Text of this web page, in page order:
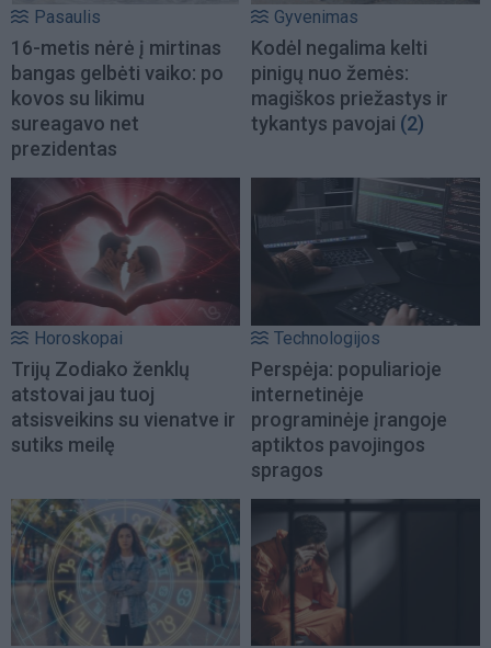
Pasaulis
16-metis nėrė į mirtinas
bangas gelbėti vaiko: po
kovos su likimu
sureagavo net
prezidentas
Gyvenimas
Kodėl negalima kelti
pinigų nuo žemės:
magiškos priežastys ir
tykantys pavojai (2)
Horoskopai
Trijų Zodiako ženklų
atstovai jau tuoj
atsisveikins su vienatve ir
sutiks meilę
Technologijos
Perspėja: populiarioje
internetinėje
programinėje įrangoje
aptiktos pavojingos
spragos